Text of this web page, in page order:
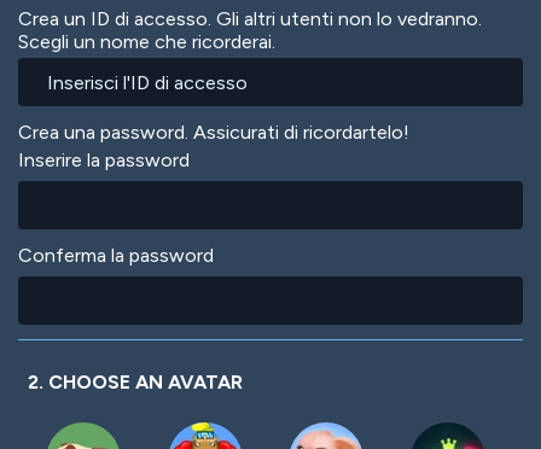
Crea un ID di accesso. Gli altri utenti non lo vedranno.
Scegli un nome che ricorderai.
Crea una password. Assicurati di ricordartelo!
Inserire la password
Conferma la password
2. CHOOSE AN AVATAR